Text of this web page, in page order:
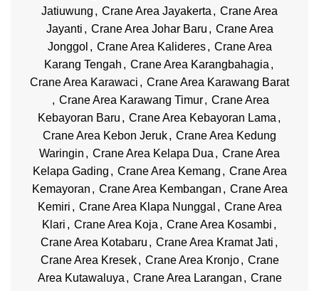
Jatiuwung , Crane Area Jayakerta , Crane Area
Jayanti , Crane Area Johar Baru , Crane Area
Jonggol , Crane Area Kalideres , Crane Area
Karang Tengah , Crane Area Karangbahagia ,
Crane Area Karawaci , Crane Area Karawang Barat
, Crane Area Karawang Timur , Crane Area
Kebayoran Baru , Crane Area Kebayoran Lama ,
Crane Area Kebon Jeruk, Crane Area Kedung
Waringin , Crane Area Kelapa Dua , Crane Area
Kelapa Gading , Crane Area Kemang , Crane Area
Kemayoran , Crane Area Kembangan , Crane Area
Kemiri , Crane Area Klapa Nunggal , Crane Area
Klari , Crane Area Koja , Crane Area Kosambi ,
Crane Area Kotabaru , Crane Area Kramat Jati ,
Crane Area Kresek , Crane Area Kronjo , Crane
Area Kutawaluya , Crane Area Larangan , Crane